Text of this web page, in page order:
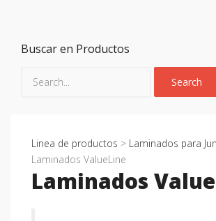
Buscar en Productos
Linea de productos > Laminados para
Laminados ValueLine
Laminados